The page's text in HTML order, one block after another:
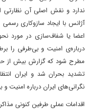
ندارد و نقش اصلی آن نظارتی
آژانس با ایجاد سازوکاری رسمی
اعضا یا شفاف‌سازی در مورد
درباره‌ی امنیت و بی‌طرفی را
مطرح شود که گزارش بیش از
تشدید بحران شد و ایران
نگرانی‌های ایران درباره
اقدامات عملی طرفین کنونی